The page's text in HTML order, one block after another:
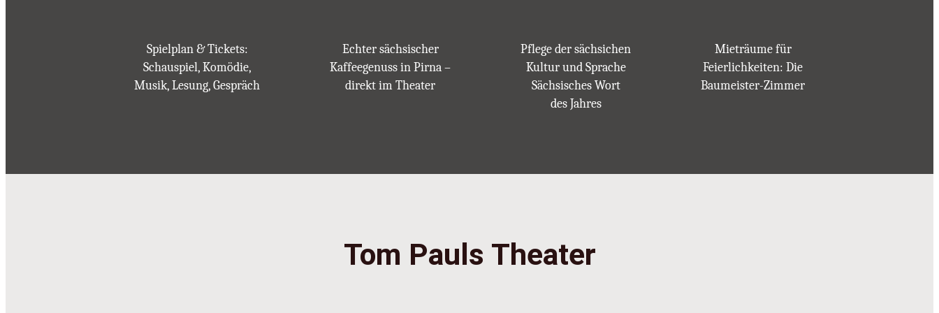
Spielplan & Tickets:
Schauspiel, Komödie,
Musik, Lesung, Gespräch
Echter sächsischer
Kaffeegenuss in Pirna –
direkt im Theater
Pflege der sächsichen
Kultur und Sprache
Sächsisches Wort
des Jahres
Mieträume für
Feierlichkeiten: Die
Baumeister-Zimmer
Tom Pauls Theater